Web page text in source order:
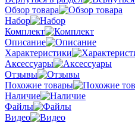
Обзор товара
Набор
Комплект
Описание
Характеристики
Аксессуары
Отзывы
Похожие товары
Наличие
Файлы
Видео